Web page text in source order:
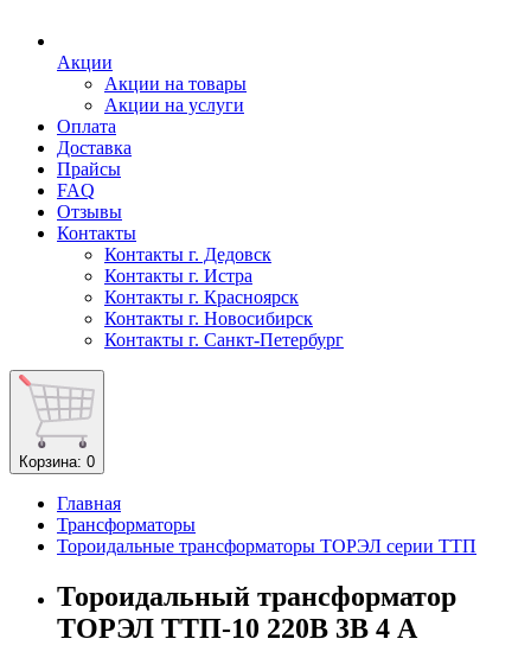
Акции
Акции на товары
Акции на услуги
Оплата
Доставка
Прайсы
FAQ
Отзывы
Контакты
Контакты г. Дедовск
Контакты г. Истра
Контакты г. Красноярск
Контакты г. Новосибирск
Контакты г. Санкт-Петербург
Корзина: 0
Главная
Трансформаторы
Тороидальные трансформаторы ТОРЭЛ серии ТТП
Тороидальный трансформатор
ТОРЭЛ ТТП-10 220В 3В 4 А